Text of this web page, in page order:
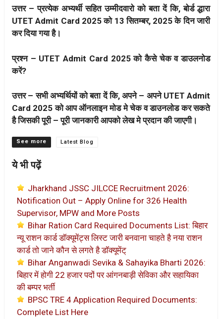
उत्तर – प्रत्येक अभ्यर्थी सहित उम्मीदवारो को बता दें कि, बोर्ड द्धारा
UTET Admit Card 2025 को 13 सितम्बर, 2025 के दिन जारी
कर दिया गया है।
प्रश्न – UTET Admit Card 2025 को कैसे चेक व डाउलनोड
करें?
उत्तर – सभी अभ्यर्थियों को बता दें कि, अपने – अपने UTET Admit
Card 2025 को आप ऑनलाइन मोड मे चेक व डाउनलोड कर सकते
है जिसकी पूरी – पूरी जानकारी आपको लेख मे प्रदान की जाएगी।
Categories Latest Blog
ये भी पढ़ें
Jharkhand JSSC JILCCE Recruitment 2026:
Notification Out – Apply Online for 326 Health
Supervisor, MPW and More Posts
Bihar Ration Card Required Documents List: बिहार
न्यू राशन कार्ड डॉक्यूमेंट्स लिस्ट जारी बनवाना चाहते है नया राशन
कार्ड तो जाने कौन से लगते है डॉक्यूमेंट्
Bihar Anganwadi Sevika & Sahayika Bharti 2026:
बिहार में होगी 22 हजार पदों पर आंगनबाड़ी सेविका और सहायिका
की बम्पर भर्ती
BPSC TRE 4 Application Required Documents:
Complete List Here